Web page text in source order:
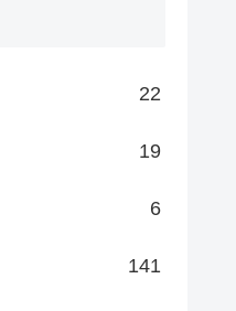
22
19
6
141